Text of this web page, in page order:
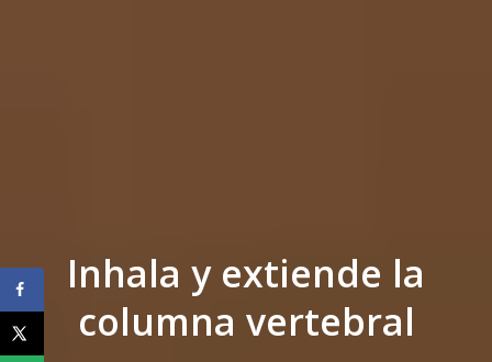
Inhala y extiende la
columna vertebral